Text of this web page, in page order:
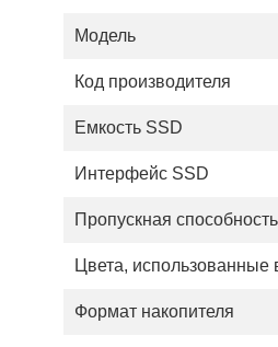
Модель
Код производителя
Емкость SSD
Интерфейс SSD
Пропускная
Цвета,
Формат накопителя